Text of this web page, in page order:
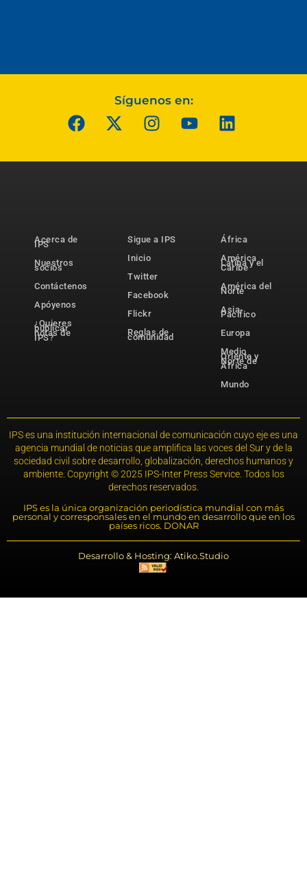
Síguenos en:
Acerca de
IPS
Nuestros
socios
Contáctenos
Apóyenos
¿Quieres
publicar
notas de
IPS?
Sigue a IPS
Inicio
Twitter
Facebook
Flickr
Reglas de
comunidad
África
América
Latina y el
Caribe
América del
Norte
Asia-
Pacífico
Europa
Medio
Oriente y
Norte de
África
Mundo
IPS es una institución internacional de comunicación cuyo eje es una
agencia mundial de noticias que amplifica las voces del Sur y de la
sociedad civil sobre desarrollo, globalización, derechos humanos y
ambiente. Copyright © 2025 IPS-Inter Press Service. Todos los
derechos reservados.
IPS es la única organización periodística mundial con más
personal y corresponsales en el mundo en desarrollo que en los
países ricos. DONAR
Desarrollo & Hosting: Atiko.Studio